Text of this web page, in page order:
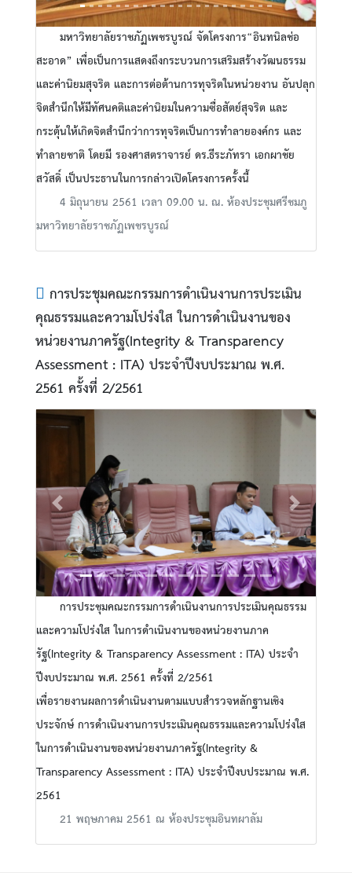
มหาวิทยาลัยราชภัฏเพชรบูรณ์ จัดโครงการ“อินทนิลช่อ
สะอาด” เพื่อเป็นการแสดงถึงกระบวนการเสริมสร้างวัฒนธรรม
และค่านิยมสุจริต และการต่อต้านการทุจริตในหน่วยงาน อันปลุก
จิตสำนึกให้มีทัศนคติและค่านิยมในความซื่อสัตย์สุจริต และ
กระตุ้นให้เกิดจิตสำนึกว่าการทุจริตเป็นการทำลายองค์กร และ
ทำลายชาติ โดยมี รองศาสตราจารย์ ดร.ธีระภัทรา เอกผาชัย
สวัสดิ์ เป็นประธานในการกล่าวเปิดโครงการครั้งนี้
4 มิถุนายน 2561 เวลา 09.00 น. ณ. ห้องประชุมศรีชมภู
มหาวิทยาลัยราชภัฏเพชรบูรณ์
การประชุมคณะกรรมการดำเนินงานการประเมิน
คุณธรรมและความโปร่งใส ในการดำเนินงานของ
หน่วยงานภาครัฐ(Integrity & Transparency
Assessment : ITA) ประจำปีงบประมาณ พ.ศ.
2561 ครั้งที่ 2/2561
Previous Next
การประชุมคณะกรรมการดำเนินงานการประเมินคุณธรรม
และความโปร่งใส ในการดำเนินงานของหน่วยงานภาค
รัฐ(Integrity & Transparency Assessment : ITA) ประจำ
ปีงบประมาณ พ.ศ. 2561 ครั้งที่ 2/2561
เพื่อรายงานผลการดำเนินงานตามแบบสำรวจหลักฐานเชิง
ประจักษ์ การดำเนินงานการประเมินคุณธรรมและความโปร่งใส
ในการดำเนินงานของหน่วยงานภาครัฐ(Integrity &
Transparency Assessment : ITA) ประจำปีงบประมาณ พ.ศ.
2561
21 พฤษภาคม 2561 ณ ห้องประชุมอินทผาลัม